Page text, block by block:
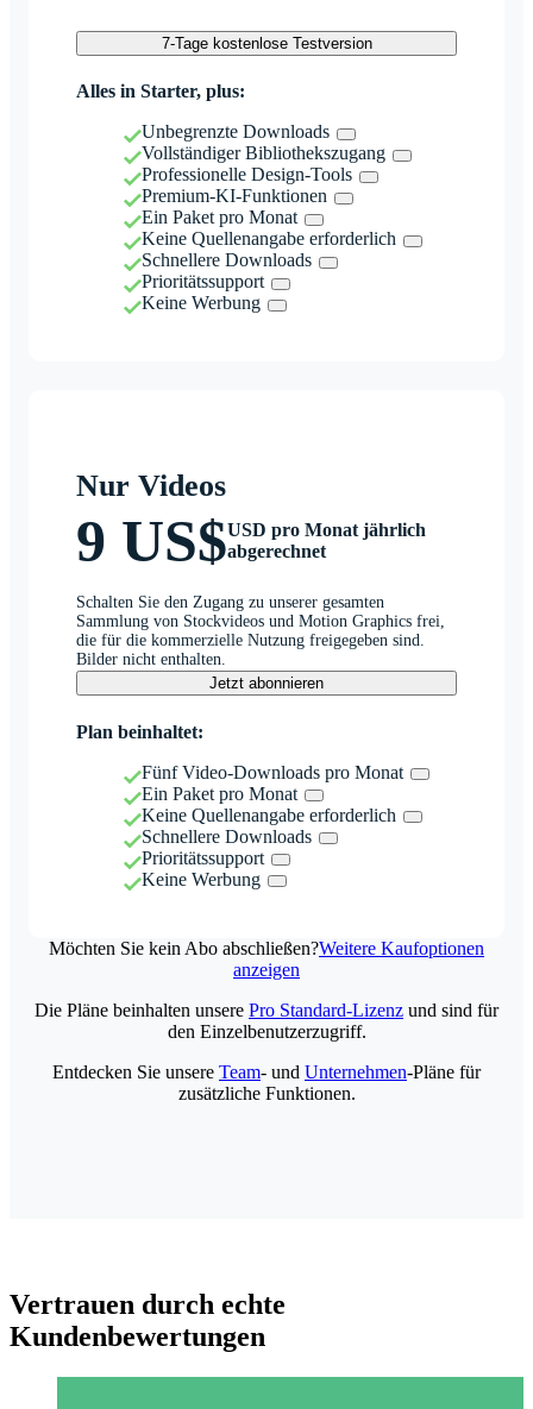
7-Tage kostenlose Testversion
Alles in Starter, plus:
Unbegrenzte Downloads
Vollständiger Bibliothekszugang
Professionelle Design-Tools
Premium-KI-Funktionen
Ein Paket pro Monat
Keine Quellenangabe erforderlich
Schnellere Downloads
Prioritätssupport
Keine Werbung
Nur Videos
9 US$USD pro Monat jährlich
abgerechnet
Schalten Sie den Zugang zu unserer gesamten
Sammlung von Stockvideos und Motion Graphics frei,
die für die kommerzielle Nutzung freigegeben sind.
Bilder nicht enthalten.
Jetzt abonnieren
Plan beinhaltet:
Fünf Video-Downloads pro Monat
Ein Paket pro Monat
Keine Quellenangabe erforderlich
Schnellere Downloads
Prioritätssupport
Keine Werbung
Möchten Sie kein Abo abschließen?Weitere Kaufoptionen
anzeigen
Die Pläne beinhalten unsere Pro Standard-Lizenz und sind für
den Einzelbenutzerzugriff.
Entdecken Sie unsere Team- und Unternehmen-Pläne für
zusätzliche Funktionen.
Vertrauen durch echte
Kundenbewertungen